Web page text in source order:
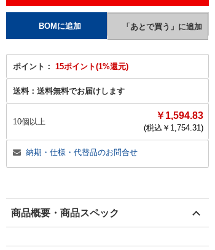
ポイント： 15ポイント(1%還元)
送料： 送料無料でお届けします
10個以上
￥1,594.83
(税込￥ 1,754.31)
納期・仕様・代替品のお問合せ
商品概要・商品スペック